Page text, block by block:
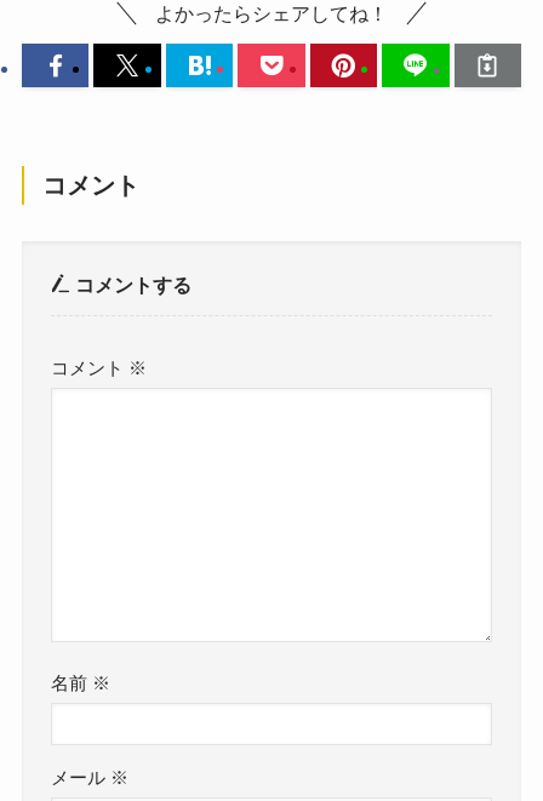
よかったらシェアしてね！
コメント
コメントする
コメント ※
名前 ※
メール ※